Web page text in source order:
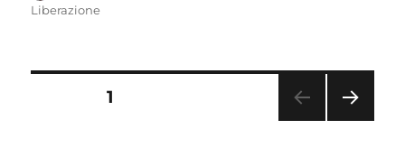
Liberazione
Paginazione
PAGINA1